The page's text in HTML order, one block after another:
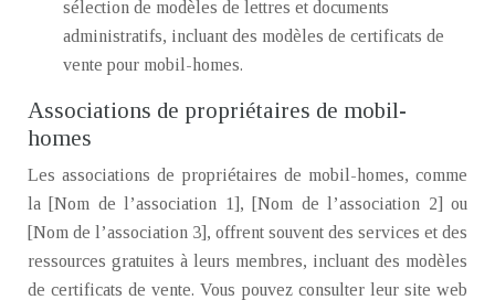
sélection de modèles de lettres et documents
administratifs, incluant des modèles de certificats de
vente pour mobil-homes.
Associations de propriétaires de mobil-
homes
Les associations de propriétaires de mobil-homes, comme
la [Nom de l’association 1], [Nom de l’association 2] ou
[Nom de l’association 3], offrent souvent des services et des
ressources gratuites à leurs membres, incluant des modèles
de certificats de vente. Vous pouvez consulter leur site web